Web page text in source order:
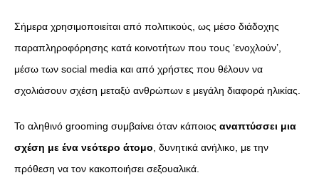
Σήμερα χρησιμοποιείται από πολιτικούς, ως μέσο διάδοχης
παραπληροφόρησης κατά κοινοτήτων που τους ‘ενοχλούν’,
μέσω των social media και από χρήστες που θέλουν να
σχολιάσουν σχέση μεταξύ ανθρώπων ε μεγάλη διαφορά ηλικίας.
Το αληθινό grooming συμβαίνει όταν κάποιος αναπτύσσει μια
σχέση με ένα νεότερο άτομο , δυνητικά ανήλικο, με την
πρόθεση να τον κακοποιήσει σεξουαλικά.